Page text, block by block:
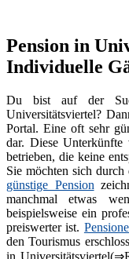
Pension in
Individuelle
Du bist auf der
Universitätsviertel?
Portal. Eine oft sehr
dar. Diese Unterkünfte
betrieben, die keine
Sie möchten sich
günstige Pension
manchmal etwas
beispielsweise ein
preiswerter ist.
den Tourismus
in